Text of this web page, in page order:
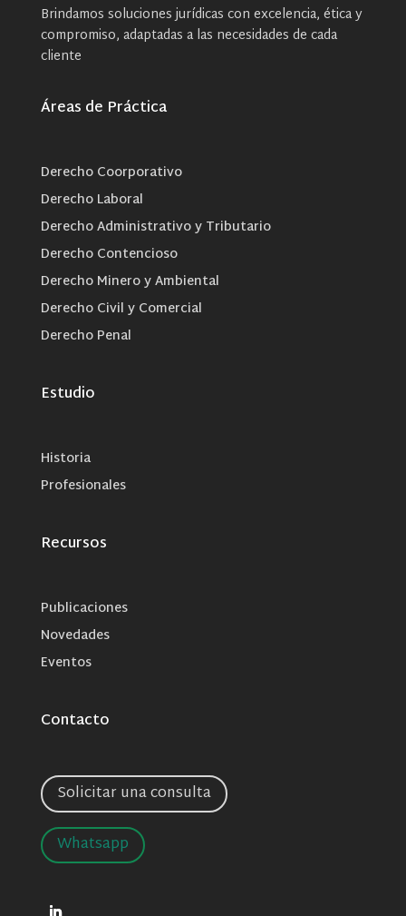
Brindamos soluciones jurídicas con excelencia, ética y
compromiso, adaptadas a las necesidades de cada
cliente
Áreas de Práctica
Derecho Coorporativo
Derecho Laboral
Derecho Administrativo y Tributario
Derecho Contencioso
Derecho Minero y Ambiental
Derecho Civil y Comercial
Derecho Penal
Estudio
Historia
Profesionales
Recursos
Publicaciones
Novedades
Eventos
Contacto
Solicitar una consulta
Whatsapp